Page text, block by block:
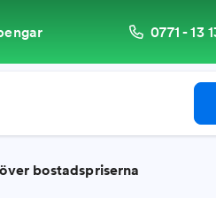
0771 - 13
bostadspriserna